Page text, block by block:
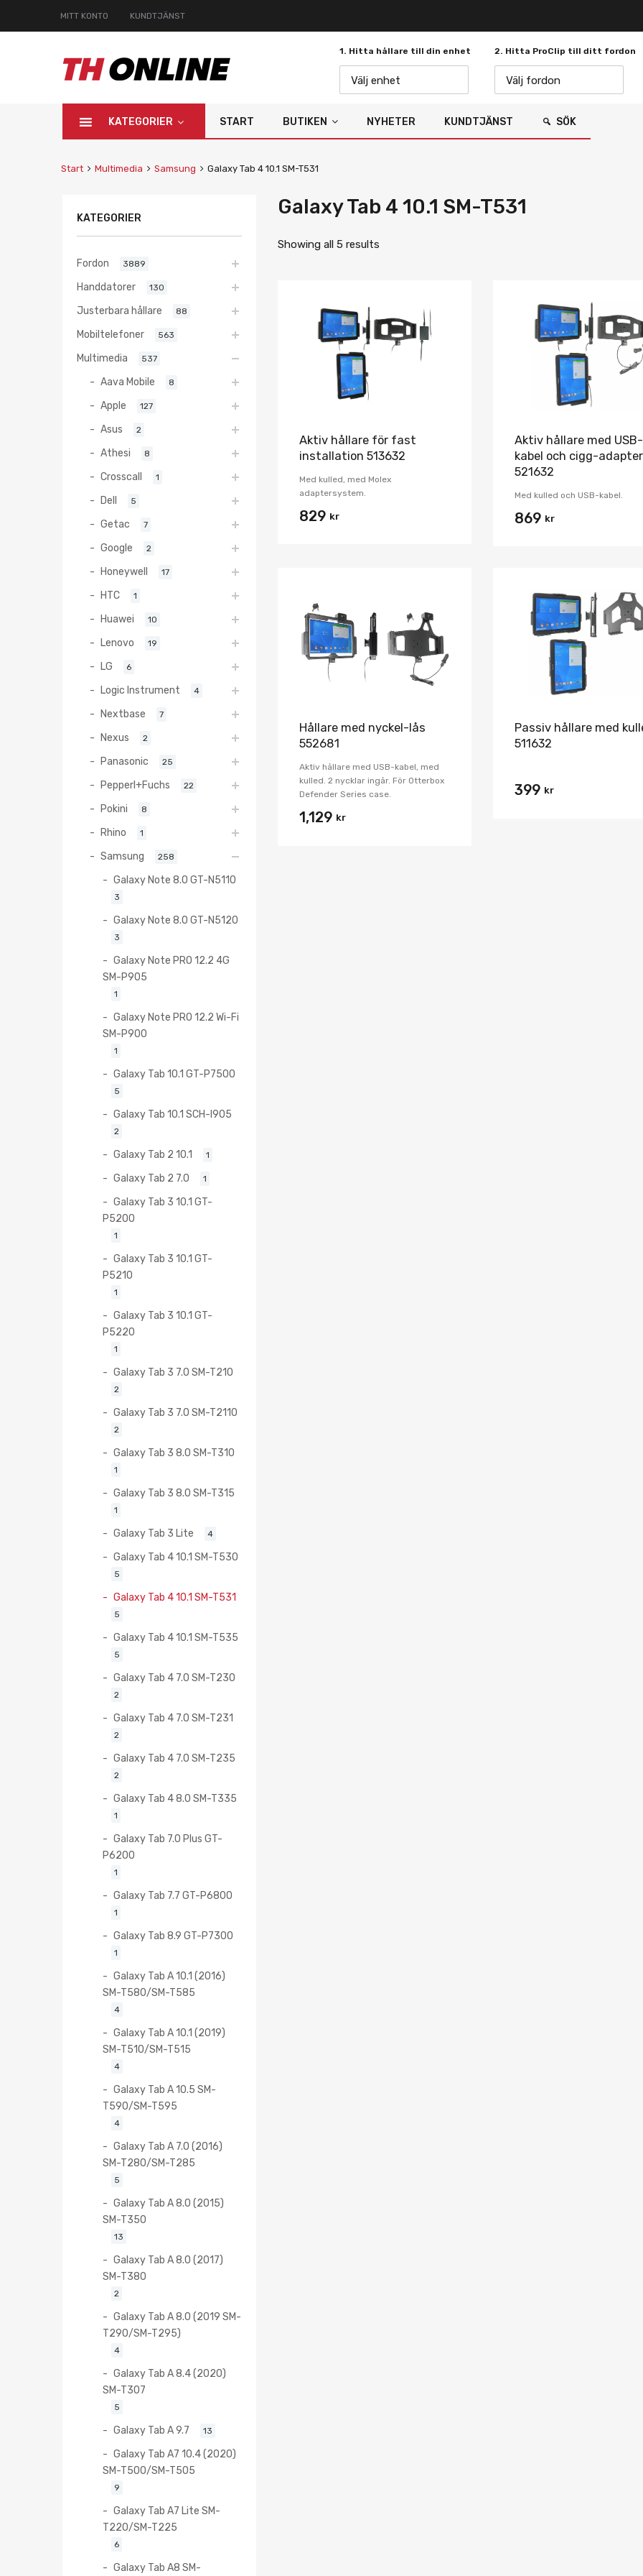
MITT KONTO KUNDTJÄNST
1. Hitta hållare till din enhet
Välj enhet
2. Hitta ProClip till ditt fordon
Välj fordon
KATEGORIER START BUTIKEN NYHETER KUNDTJÄNST SÖK
Start Multimedia Samsung Galaxy Tab 4 10.1 SM-T531
Galaxy Tab 4 10.1 SM-T531
Showing all 5 results
Aktiv hållare för fast
installation 513632
Med kulled, med Molex
adaptersystem.
829 kr
Aktiv hållare med USB-
kabel och cigg-adapter
521632
Med kulled och USB-kabel.
869 kr
Lägg i önskelista
Hållare med nyckel-lås
552681
Aktiv hållare med USB-kabel, med
kulled. 2 nycklar ingår. För Otterbox
Defender Series case.
1,129 kr
Passiv hållare med
511632
399 kr
KATEGORIER
Fordon 3889
Handdatorer 130
Justerbara hållare 88
Mobiltelefoner 563
Multimedia 537
Aava Mobile 8
Apple 127
Asus 2
Athesi 8
Crosscall 1
Dell 5
Getac 7
Google 2
Honeywell 17
HTC 1
Huawei 10
Lenovo 19
LG 6
Logic Instrument 4
Nextbase 7
Nexus 2
Panasonic 25
Pepperl+Fuchs 22
Pokini 8
Rhino 1
Samsung 258
Galaxy Note 8.0 GT-N5110
3
Galaxy Note 8.0 GT-N5120
3
Galaxy Note PRO 12.2 4G
SM-P905
1
Galaxy Note PRO 12.2 Wi-Fi
SM-P900
1
Galaxy Tab 10.1 GT-P7500
5
Galaxy Tab 10.1 SCH-I905
2
Galaxy Tab 2 10.1 1
Galaxy Tab 2 7.0 1
Galaxy Tab 3 10.1 GT-
P5200
1
Galaxy Tab 3 10.1 GT-
P5210
1
Galaxy Tab 3 10.1 GT-
P5220
1
Galaxy Tab 3 7.0 SM-T210
2
Galaxy Tab 3 7.0 SM-T2110
2
Galaxy Tab 3 8.0 SM-T310
1
Galaxy Tab 3 8.0 SM-T315
1
Galaxy Tab 3 Lite 4
Galaxy Tab 4 10.1 SM-T530
5
Galaxy Tab 4 10.1 SM-T531
5
Galaxy Tab 4 10.1 SM-T535
5
Galaxy Tab 4 7.0 SM-T230
2
Galaxy Tab 4 7.0 SM-T231
2
Galaxy Tab 4 7.0 SM-T235
2
Galaxy Tab 4 8.0 SM-T335
1
Galaxy Tab 7.0 Plus GT-
P6200
1
Galaxy Tab 7.7 GT-P6800
1
Galaxy Tab 8.9 GT-P7300
1
Galaxy Tab A 10.1 (2016)
SM-T580/SM-T585
4
Galaxy Tab A 10.1 (2019)
SM-T510/SM-T515
4
Galaxy Tab A 10.5 SM-
T590/SM-T595
4
Galaxy Tab A 7.0 (2016)
SM-T280/SM-T285
5
Galaxy Tab A 8.0 (2015)
SM-T350
13
Galaxy Tab A 8.0 (2017)
SM-T380
2
Galaxy Tab A 8.0 (2019 SM-
T290/SM-T295)
4
Galaxy Tab A 8.4 (2020)
SM-T307
5
Galaxy Tab A 9.7 13
Galaxy Tab A7 10.4 (2020)
SM-T500/SM-T505
9
Galaxy Tab A7 Lite SM-
T220/SM-T225
6
Galaxy Tab A8 SM-